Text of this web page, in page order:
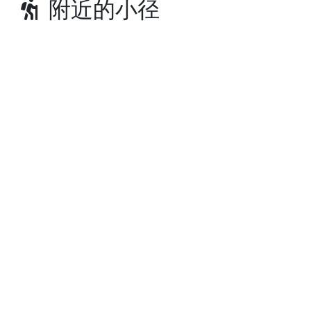
附近的小径